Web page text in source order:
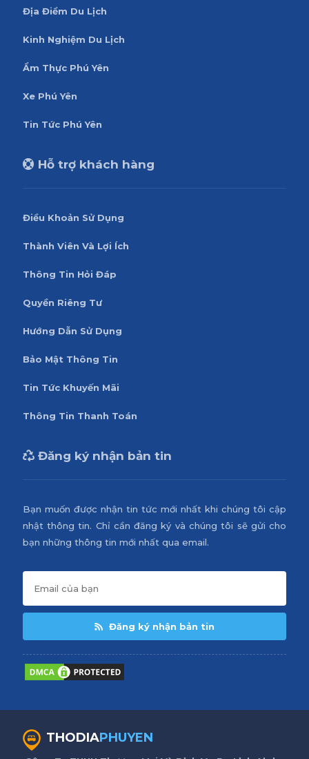
Địa Điểm Du Lịch
Kinh Nghiệm Du Lịch
Ẩm Thực Phú Yên
Xe Phú Yên
Tin Tức Phú Yên
Hỗ trợ khách hàng
Điều Khoản Sử Dụng
Thành Viên Và Lợi Ích
Thông Tin Hỏi Đáp
Quyền Riêng Tư
Hướng Dẫn Sử Dụng
Bảo Mật Thông Tin
Tin Tức Khuyến Mãi
Thông Tin Thanh Toán
Đăng ký nhận bản tin
Bạn muốn được nhận tin tức mới nhất khi chúng tôi cập
nhật thông tin. Chỉ cần đăng ký và chúng tôi sẽ gửi cho
bạn những thông tin mới nhất qua email.
Đăng ký nhận bản tin
THODIAPHUYEN